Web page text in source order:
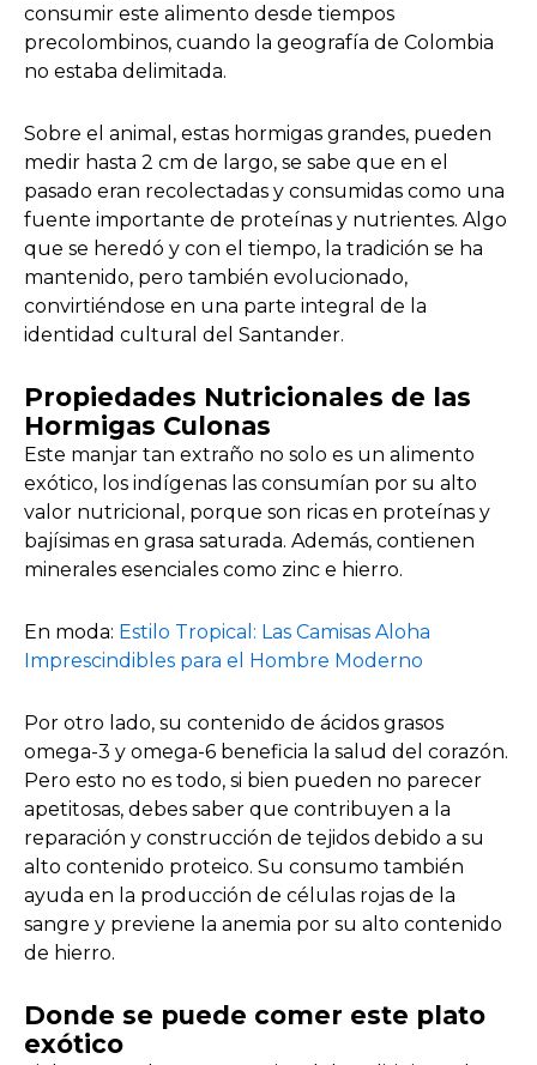
consumir este alimento desde tiempos
precolombinos, cuando la geografía de Colombia
no estaba delimitada.
Sobre el animal, estas hormigas grandes, pueden
medir hasta 2 cm de largo, se sabe que en el
pasado eran recolectadas y consumidas como una
fuente importante de proteínas y nutrientes. Algo
que se heredó y con el tiempo, la tradición se ha
mantenido, pero también evolucionado,
convirtiéndose en una parte integral de la
identidad cultural del Santander.
Propiedades Nutricionales de las
Hormigas Culonas
Este manjar tan extraño no solo es un alimento
exótico, los indígenas las consumían por su alto
valor nutricional, porque son ricas en proteínas y
bajísimas en grasa saturada. Además, contienen
minerales esenciales como zinc e hierro.
En moda: Estilo Tropical: Las Camisas Aloha
Imprescindibles para el Hombre Moderno
Por otro lado, su contenido de ácidos grasos
omega-3 y omega-6 beneficia la salud del corazón.
Pero esto no es todo, si bien pueden no parecer
apetitosas, debes saber que contribuyen a la
reparación y construcción de tejidos debido a su
alto contenido proteico. Su consumo también
ayuda en la producción de células rojas de la
sangre y previene la anemia por su alto contenido
de hierro.
Donde se puede comer este plato
exótico